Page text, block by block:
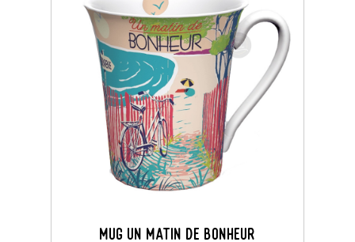
MUG UN MATIN DE BONHEUR